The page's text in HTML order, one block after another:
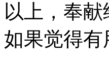
以上，奉献
如果觉得